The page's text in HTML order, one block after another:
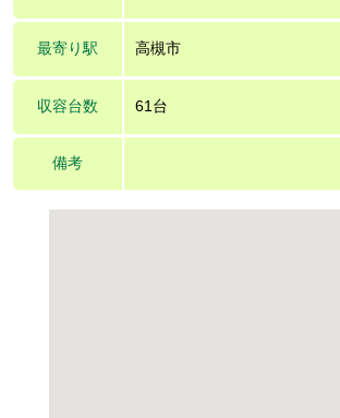
最寄り駅 高槻市
収容台数 61台
備考